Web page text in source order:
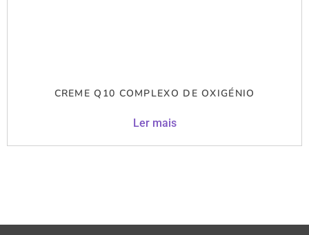
CREME Q10 COMPLEXO DE OXIGÉNIO
Ler mais